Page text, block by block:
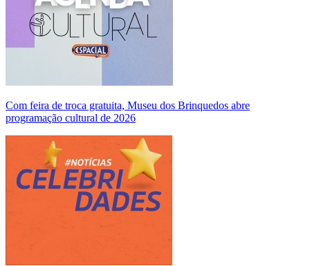
Com feira de troca gratuita, Museu dos Brinquedos abre
programação cultural de 2026